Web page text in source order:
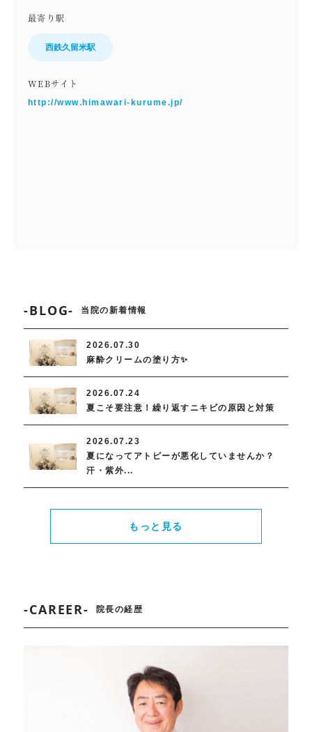
最寄り駅
西鉄久留米駅
WEBサイト
http://www.himawari-kurume.jp/
-BLOG- 当院の新着情報
2026.07.30
麻酔クリームの塗り方✨
2026.07.24
夏こそ要注意！繰り返すニキビの原因と対策
2026.07.23
夏になってアトピーが悪化していませんか？
汗・紫外...
もっと見る
-CAREER- 院長の経歴